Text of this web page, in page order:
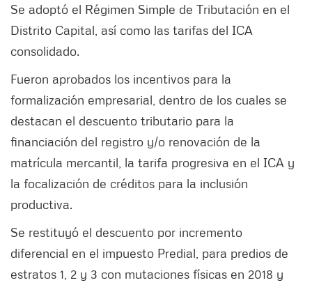
Se adoptó el Régimen Simple de Tributación en el
Distrito Capital, así como las tarifas del ICA
consolidado.
Fueron aprobados los incentivos para la
formalización empresarial, dentro de los cuales se
destacan el descuento tributario para la
financiación del registro y/o renovación de la
matrícula mercantil, la tarifa progresiva en el ICA y
la focalización de créditos para la inclusión
productiva.
Se restituyó el descuento por incremento
diferencial en el impuesto Predial, para predios de
estratos 1, 2 y 3 con mutaciones físicas en 2018 y